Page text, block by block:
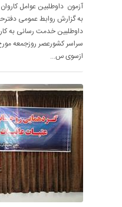
به گزارش روابط عمومی
ازسوی س...